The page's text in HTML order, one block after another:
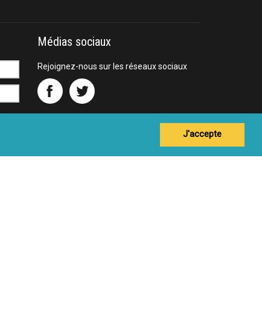
J'accepte
Médias sociaux
Rejoignez-nous sur les réseaux sociaux